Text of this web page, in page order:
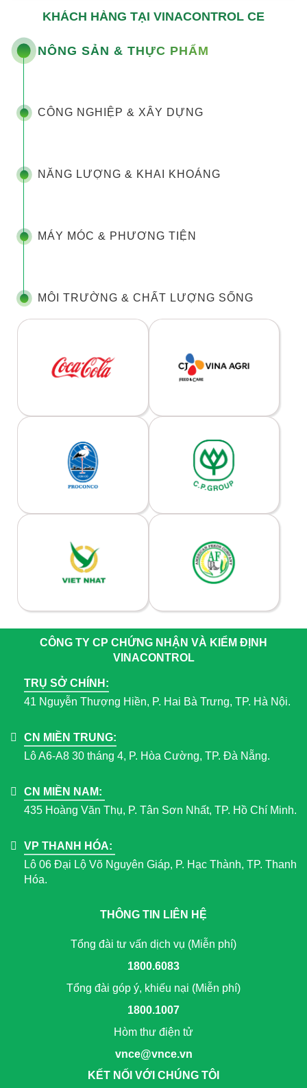
KHÁCH HÀNG TẠI VINACONTROL CE
NÔNG SẢN & THỰC PHẨM
CÔNG NGHIỆP & XÂY DỰNG
NĂNG LƯỢNG & KHAI KHOÁNG
MÁY MÓC & PHƯƠNG TIỆN
MÔI TRƯỜNG & CHẤT LƯỢNG SỐNG
CÔNG TY CP CHỨNG NHẬN VÀ KIỂM ĐỊNH
VINACONTROL
TRỤ SỞ CHÍNH:
41 Nguyễn Thượng Hiền, P. Hai Bà Trưng, TP. Hà Nội.
CN MIỀN TRUNG:
Lô A6-A8 30 tháng 4, P. Hòa Cường, TP. Đà Nẵng.
CN MIỀN NAM:
435 Hoàng Văn Thụ, P. Tân Sơn Nhất, TP. Hồ Chí Minh.
VP THANH HÓA:
Lô 06 Đại Lộ Võ Nguyên Giáp, P. Hạc Thành, TP. Thanh
Hóa.
THÔNG TIN LIÊN HỆ
Tổng đài tư vấn dịch vụ (Miễn phí)
1800.6083
Tổng đài góp ý, khiếu nại (Miễn phí)
1800.1007
Hòm thư điện tử
vnce@vnce.vn
KẾT NỐI VỚI CHÚNG TÔI